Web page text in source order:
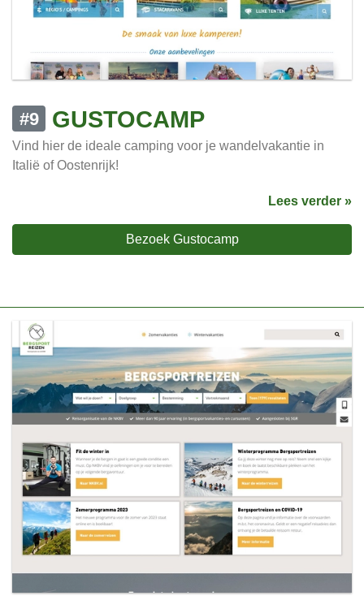
#9 GUSTOCAMP
Vind hier de ideale camping voor je wandelvakantie in
Italië of Oostenrijk!
Lees verder »
Bezoek Gustocamp